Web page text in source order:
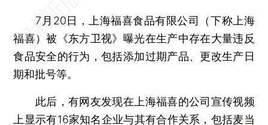
7月20日，上海福喜食品有限公司（下称上海
福喜）被《东方卫视》曝光在生产中存在大量违反
食品安全的行为，包括添加过期产品、更改生产日
期和批号等。
此后，有网友发现在上海福喜的公司宣传视频
上显示有16家知名企业与其有合作关系，包括麦当